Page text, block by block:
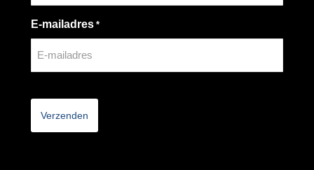
E-mailadres *